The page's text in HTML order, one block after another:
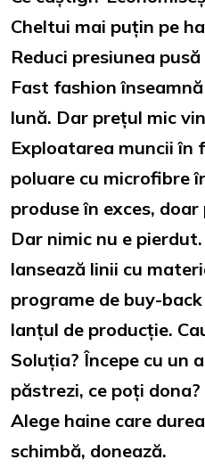
Cheltui mai puțin pe
Reduci presiunea
Fast fashion
lună. Dar prețul mic
Exploatarea muncii în
poluare cu microfibre
produse în exces,
Dar nimic nu e
lansează linii cu
programe de buy-
lanțul de producție.
Soluția? Începe cu un
păstrezi, ce poți dona?
Alege haine care
schimbă, donează.